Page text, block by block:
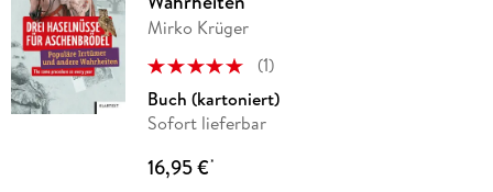
Mirko Krüger
(1)
Buch (kartoniert)
Sofort lieferbar
16,95 €*